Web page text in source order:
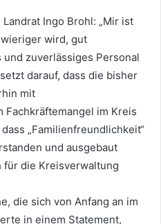
Ingo Brohl: „Mir ist
wird, gut
zuverlässiges Personal
darauf, dass die bisher
mit
Fachkräftemangel im Kreis
„Familienfreundlichkeit“
und ausgebaut
für die Kreisverwaltung
die sich von Anfang an im
in einem Statement,